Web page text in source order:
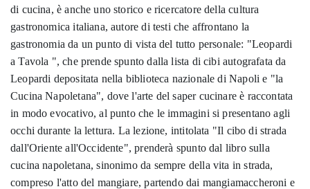
di cucina, è anche uno storico e ricercatore della cultura
gastronomica italiana, autore di testi che affrontano la
gastronomia da un punto di vista del tutto personale: "Leopardi
a Tavola ", che prende spunto dalla lista di cibi autografata da
Leopardi depositata nella biblioteca nazionale di Napoli e "la
Cucina Napoletana", dove l'arte del saper cucinare è raccontata
in modo evocativo, al punto che le immagini si presentano agli
occhi durante la lettura. La lezione, intitolata "Il cibo di strada
dall'Oriente all'Occidente", prenderà spunto dal libro sulla
cucina napoletana, sinonimo da sempre della vita in strada,
compreso l'atto del mangiare, partendo dai mangiamaccheroni e